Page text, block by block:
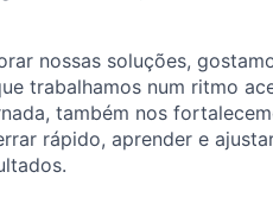
nossas soluções,
trabalhamos num ritmo
também nos
rápido, aprender e